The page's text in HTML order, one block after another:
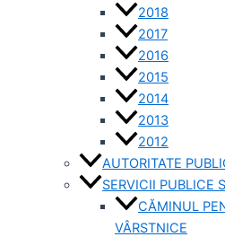
2018
2017
2016
2015
2014
2013
2012
AUTORITATE
SERVICII PUBLICE
CĂMINUL
VÂRSTNICE